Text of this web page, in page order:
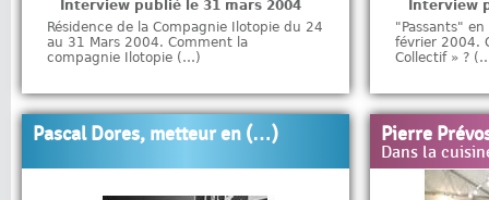
Interview publié le 31 mars 2004
Résidence de la Compagnie Ilotopie du 24
au 31 Mars 2004. Comment la
compagnie Ilotopie (…)
Interview
"Passants"
février 2004.
Collectif » ?
Pascal Dores, metteur en (…) Pierre
Dans la